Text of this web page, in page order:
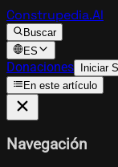
Construpedia.AI
Buscar
ES
Donaciones Iniciar
En este artículo
Navegación